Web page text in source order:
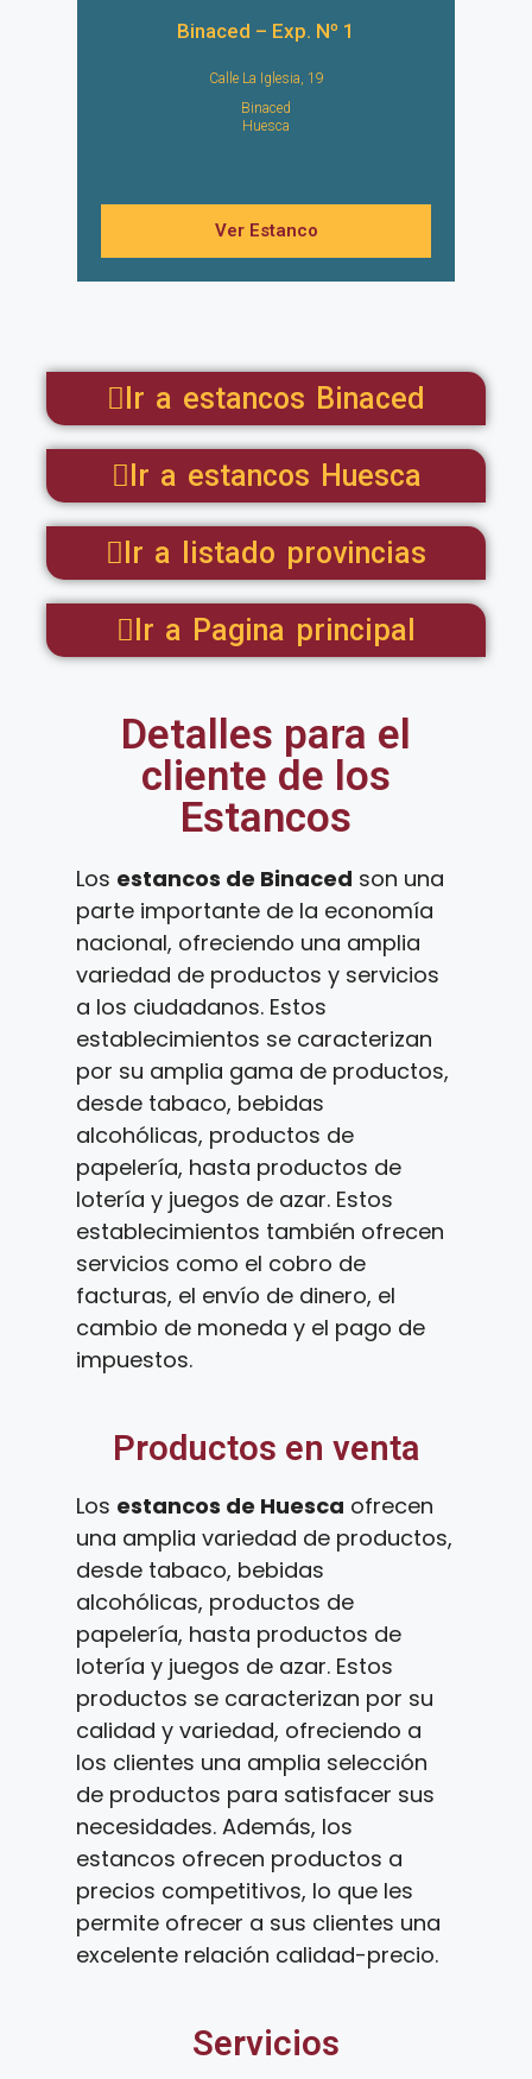
Binaced – Exp. Nº 1
Calle La Iglesia, 19
Binaced
Huesca
Ver Estanco
Ir a estancos Binaced
Ir a estancos Huesca
Ir a listado provincias
Ir a Pagina principal
Detalles para el
cliente de los
Estancos
Los estancos de Binaced son una
parte importante de la economía
nacional, ofreciendo una amplia
variedad de productos y servicios
a los ciudadanos. Estos
establecimientos se caracterizan
por su amplia gama de productos,
desde tabaco, bebidas
alcohólicas, productos de
papelería, hasta productos de
lotería y juegos de azar. Estos
establecimientos también ofrecen
servicios como el cobro de
facturas, el envío de dinero, el
cambio de moneda y el pago de
impuestos.
Productos en venta
Los estancos de Huesca ofrecen
una amplia variedad de productos,
desde tabaco, bebidas
alcohólicas, productos de
papelería, hasta productos de
lotería y juegos de azar. Estos
productos se caracterizan por su
calidad y variedad, ofreciendo a
los clientes una amplia selección
de productos para satisfacer sus
necesidades. Además, los
estancos ofrecen productos a
precios competitivos, lo que les
permite ofrecer a sus clientes una
excelente relación calidad-precio.
Servicios